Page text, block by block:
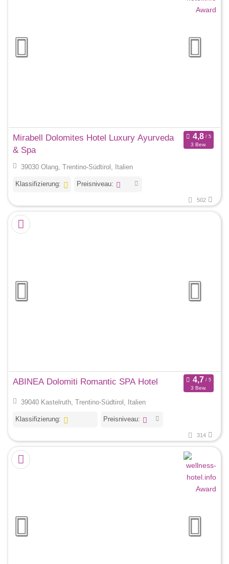
Mirabell Dolomites Hotel Luxury Ayurveda
& Spa
3 Bew.
39030 Olang, Trentino-Südtirol, Italien
Klassifizierung: Preisniveau:
502
ABINEA Dolomiti Romantic SPA Hotel
3 Bew.
39040 Kastelruth, Trentino-Südtirol, Italien
Klassifizierung: Preisniveau:
314